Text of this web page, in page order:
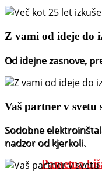
Z vami od ideje do
Od idejne zasnove,
Vaš partner v svetu
Sodobne
nadzor od kjerkoli.
Pametna